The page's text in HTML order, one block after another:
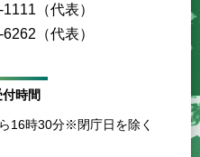
（代表）
（代表）
時間
16時30分※閉庁日を除く